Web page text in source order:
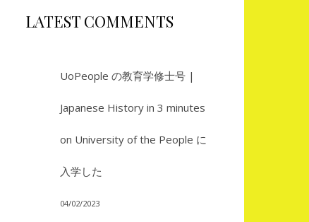
LATEST COMMENTS
UoPeople の教育学修士号 |
Japanese History in 3 minutes
on University of the People に
入学した
04/02/2023